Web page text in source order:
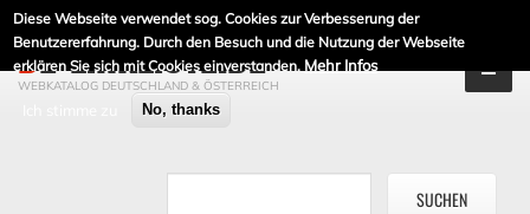
Diese Webseite verwendet sog. Cookies zur Verbesserung der
Benutzererfahrung. Durch den Besuch und die Nutzung der Webseite
erklären Sie sich mit Cookies einverstanden. Mehr Infos
No, thanks
DE-LINKLISTE.DE
WEBKATALOG DEUTSCHLAND & ÖSTERREICH